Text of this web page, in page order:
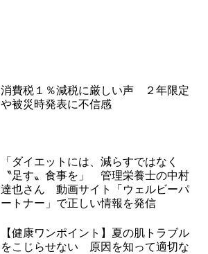
消費税１％減税に厳しい声 ２年限定
や被災時発表に不信感
「ダイエットには、減らすではなく
〝足す〟食事を」 管理栄養士の中村
達也さん 動画サイト「ウェルビーパ
ートナー」で正しい情報を発信
【健康ワンポイント】夏の肌トラブル
をこじらせない 原因を知って適切な